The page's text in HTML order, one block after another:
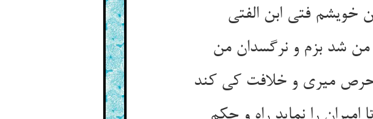
میری و خلافت کی کند